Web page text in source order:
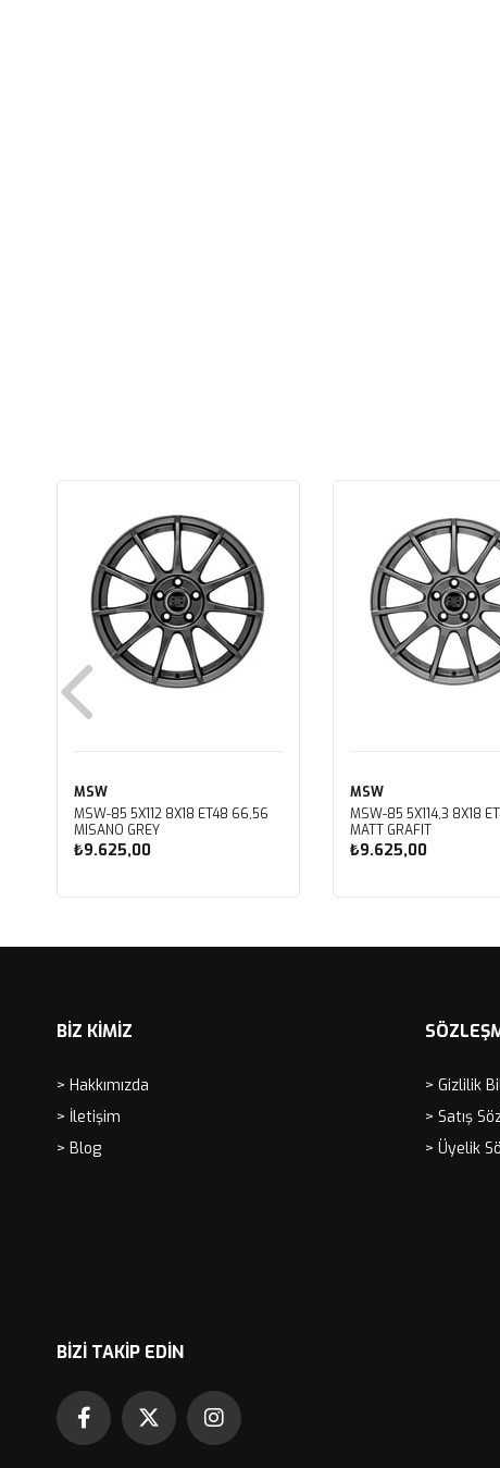
MSW
MSW-85 5X112 8X18 ET48 66,56
MISANO GREY
₺9.625,00
MSW
MSW-85 5X114,3 8X18
MATT GRAFIT
₺9.625,00
BİZ KİMİZ
> Hakkımızda
> İletişim
> Blog
> Gizlilik
> Satış
> Üyelik
BIZI TAKIP EDIN